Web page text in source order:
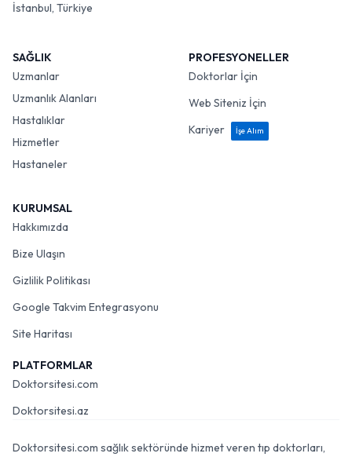
İstanbul, Türkiye
SAĞLIK
Uzmanlar
Uzmanlık Alanları
Hastalıklar
Hizmetler
Hastaneler
PROFESYONELLER
Doktorlar İçin
Web Siteniz İçin
Kariyer
İşe Alım
KURUMSAL
Hakkımızda
Bize Ulaşın
Gizlilik Politikası
Google Takvim Entegrasyonu
Site Haritası
PLATFORMLAR
Doktorsitesi.com
Doktorsitesi.az
Doktorsitesi.com sağlık sektöründe hizmet veren tıp doktorları,